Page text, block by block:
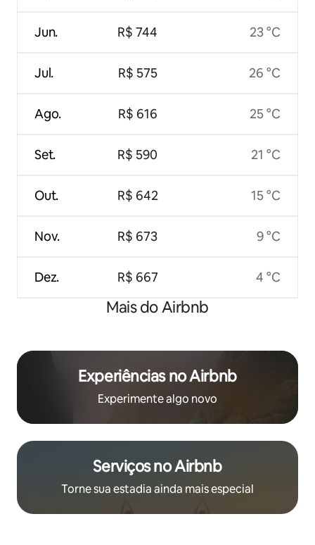
Jun.
Jul.
Ago.
Set.
Out.
Nov.
Dez.
R$ 744
R$ 575
R$ 616
R$ 590
R$ 642
R$ 673
R$ 667
23 °C
26 °C
25 °C
21 °C
15 °C
9 °C
4 °C
Mais do Airbnb
Experiências no Airbnb
Experimente algo novo
Serviços no Airbnb
Torne sua estadia ainda mais especial